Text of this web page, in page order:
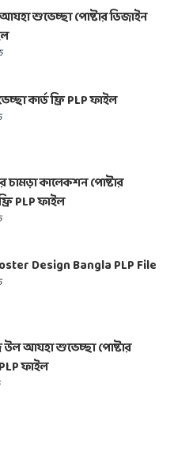
শুভেচ্ছা পোষ্টার ডিজাইন
কার্ড ফ্রি PLP ফাইল
চামড়া কালেকশন পোষ্টার
PLP ফাইল
Design Bangla PLP File
উল আযহা শুভেচ্ছা পোষ্টার
ফাইল